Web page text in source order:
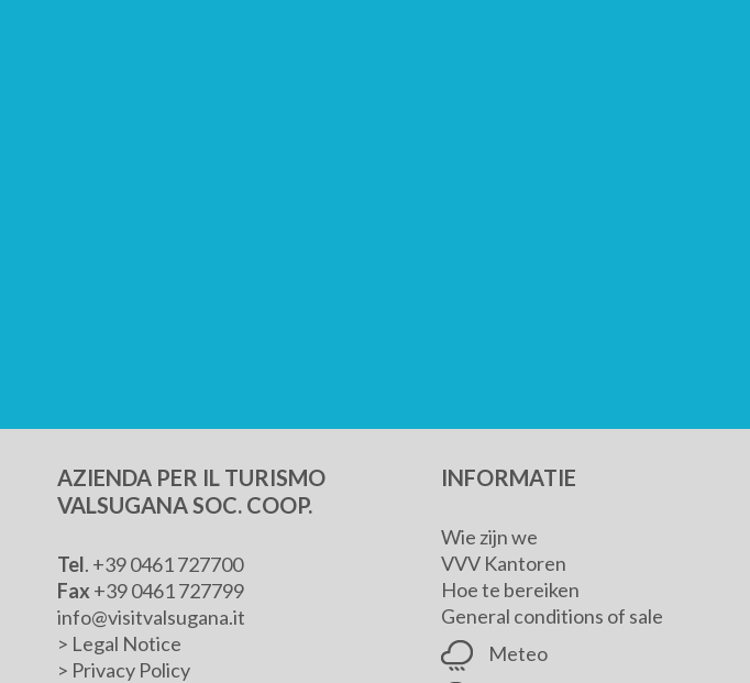
AZIENDA PER IL TURISMO
VALSUGANA SOC. COOP.
Tel. +39 0461 727700
Fax +39 0461 727799
info@visitvalsugana.it
> Legal Notice
> Privacy Policy
INFORMATIE
Wie zijn we
VVV Kantoren
Hoe te bereiken
General conditions of sale
Meteo